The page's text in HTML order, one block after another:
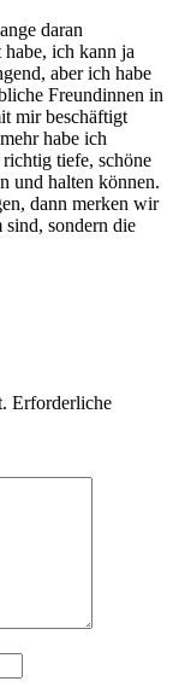
daran
ich kann ja
aber ich habe
Freundinnen in
mir beschäftigt
habe ich
tiefe, schöne
und halten können.
dann merken wir
sind, sondern die
Erforderliche